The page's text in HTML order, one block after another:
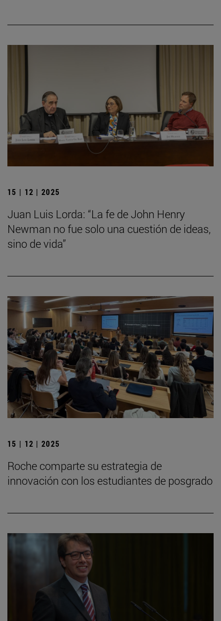
15 | 12 | 2025
Juan Luis Lorda: “La fe de John Henry
Newman no fue solo una cuestión de ideas,
sino de vida”
15 | 12 | 2025
Roche comparte su estrategia de
innovación con los estudiantes de posgrado